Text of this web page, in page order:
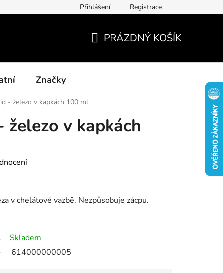
Blog-rady, tipy, recenze
Přihlášení Registrace
PRÁZDNÝ KOŠÍK
Značky
- železo v kapkách 100 ml
v kapkách
v chelátové vazbě. Nezpůsobuje zácpu.
Skladem
614000000005